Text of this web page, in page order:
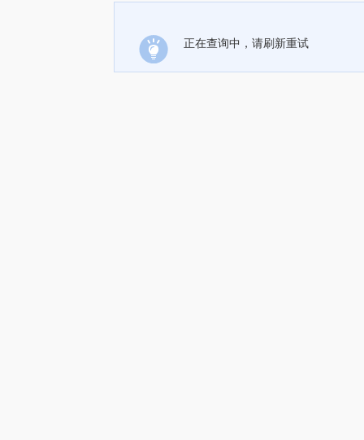
正在查询中，请刷新重试